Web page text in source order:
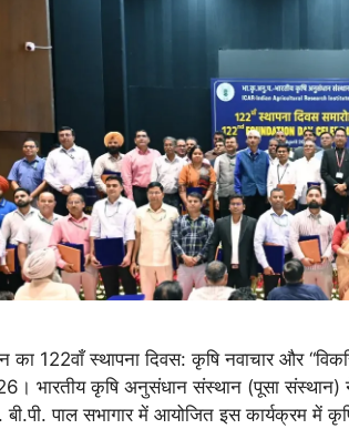
का 122वाँ स्थापना दिवस: कृषि नवाचार और
भारतीय कृषि अनुसंधान संस्थान (पूसा संस्थान) ने
बी.पी. पाल सभागार में आयोजित इस कार्यक्रम में